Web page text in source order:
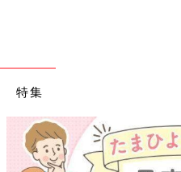
特集
【ワクチン接種で